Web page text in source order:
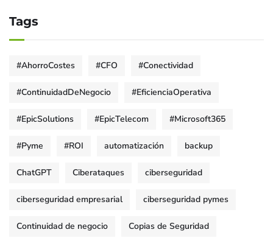
Tags
#AhorroCostes #CFO #Conectividad
#ContinuidadDeNegocio #EficienciaOperativa
#EpicSolutions #EpicTelecom #Microsoft365
#Pyme #ROI automatización backup
ChatGPT Ciberataques ciberseguridad
ciberseguridad empresarial ciberseguridad pymes
Continuidad de negocio Copias de Seguridad